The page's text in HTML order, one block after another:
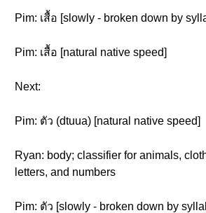
Pim: เสื้อ [slowly - broken down by
Pim: เสื้อ [natural native speed]
Next:
Pim: ตัว (dtuua) [natural native speed]
Ryan: body; classifier for animals,
letters, and numbers
Pim: ตัว [slowly - broken down by